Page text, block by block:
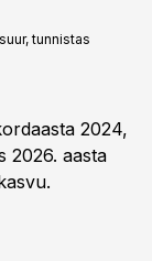
tunnistas
2024,
2026. aasta